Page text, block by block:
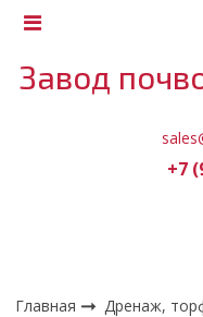
Завод
+7
Главная Дренаж,